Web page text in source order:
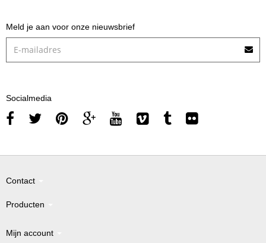
Meld je aan voor onze nieuwsbrief
Socialmedia
Contact
Producten
Mijn account